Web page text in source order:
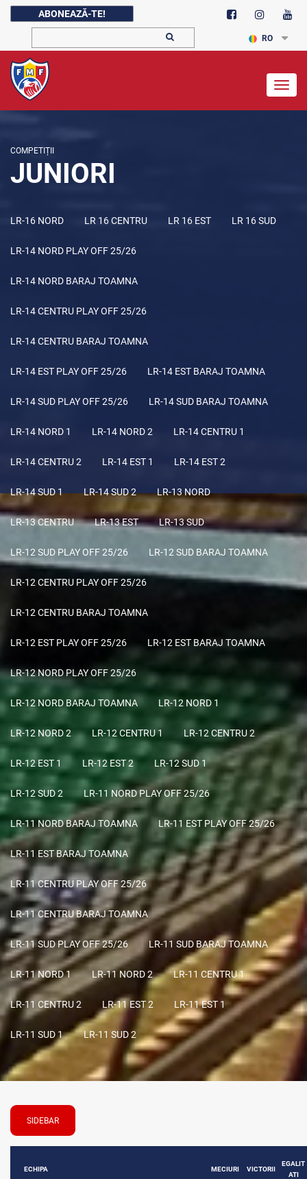
ABONEAZĂ-TE!
RO
COMPETIȚII
JUNIORI
LR-16 NORD LR 16 CENTRU LR 16 EST LR 16 SUD
LR-14 NORD PLAY OFF 25/26
LR-14 NORD BARAJ TOAMNA
LR-14 CENTRU PLAY OFF 25/26
LR-14 CENTRU BARAJ TOAMNA
LR-14 EST PLAY OFF 25/26 LR-14 EST BARAJ TOAMNA
LR-14 SUD PLAY OFF 25/26 LR-14 SUD BARAJ TOAMNA
LR-14 NORD 1 LR-14 NORD 2 LR-14 CENTRU 1
LR-14 CENTRU 2 LR-14 EST 1 LR-14 EST 2
LR-14 SUD 1 LR-14 SUD 2 LR-13 NORD
LR-13 CENTRU LR-13 EST LR-13 SUD
LR-12 SUD PLAY OFF 25/26 LR-12 SUD BARAJ TOAMNA
LR-12 CENTRU PLAY OFF 25/26
LR-12 CENTRU BARAJ TOAMNA
LR-12 EST PLAY OFF 25/26 LR-12 EST BARAJ TOAMNA
LR-12 NORD PLAY OFF 25/26
LR-12 NORD BARAJ TOAMNA LR-12 NORD 1
LR-12 NORD 2 LR-12 CENTRU 1 LR-12 CENTRU 2
LR-12 EST 1 LR-12 EST 2 LR-12 SUD 1
LR-12 SUD 2 LR-11 NORD PLAY OFF 25/26
LR-11 NORD BARAJ TOAMNA LR-11 EST PLAY OFF 25/26
LR-11 EST BARAJ TOAMNA
LR-11 CENTRU PLAY OFF 25/26
LR-11 CENTRU BARAJ TOAMNA
LR-11 SUD PLAY OFF 25/26 LR-11 SUD BARAJ TOAMNA
LR-11 NORD 1 LR-11 NORD 2 LR-11 CENTRU 1
LR-11 CENTRU 2 LR-11 EST 2 LR-11 EST 1
LR-11 SUD 1 LR-11 SUD 2
SIDEBAR
ECHIPA MECIURI VICTORII
EGALIT
ATI